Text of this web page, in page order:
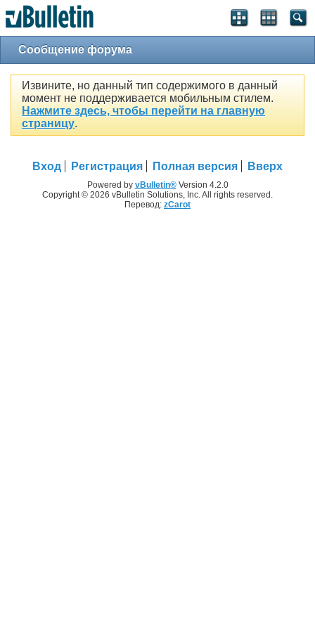
Сообщение форума
Извините, но данный тип содержимого в данный
момент не поддерживается мобильным стилем.
Нажмите здесь, чтобы перейти на главную
страницу.
Вход Регистрация Полная версия Вверх
Powered by vBulletin®Version 4.2.0
Copyright © 2026 vBulletin Solutions, Inc. All rights reserved.
Перевод: zCarot